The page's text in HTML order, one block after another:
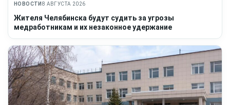
НОВОСТИ 8 АВГУСТА 2026
Жителя Челябинска будут судить за угрозы
медработникам и их незаконное удержание